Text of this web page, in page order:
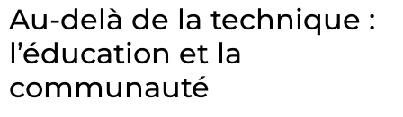
Au-delà de la technique :
l’éducation et la
communauté